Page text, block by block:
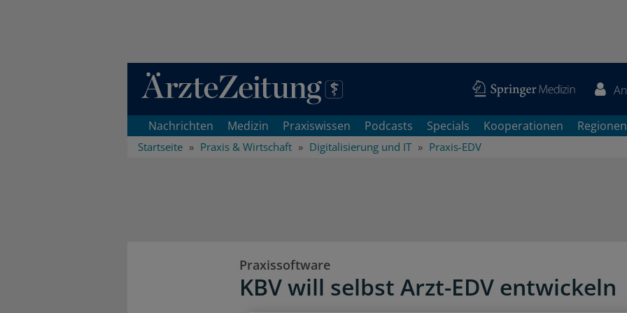
Direkt zum Inhaltsbereich
Nachrichten Medizin Praxiswissen Podcasts Specials Kooperationen Regionen
Startseite Praxis & Wirtschaft Digitalisierung und IT Praxis-EDV
Praxissoftware
KBV will selbst Arzt-EDV entwickeln